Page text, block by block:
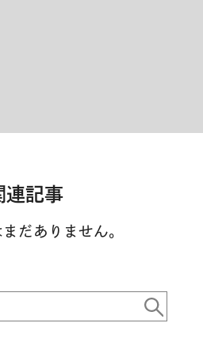
連記事
だありません。